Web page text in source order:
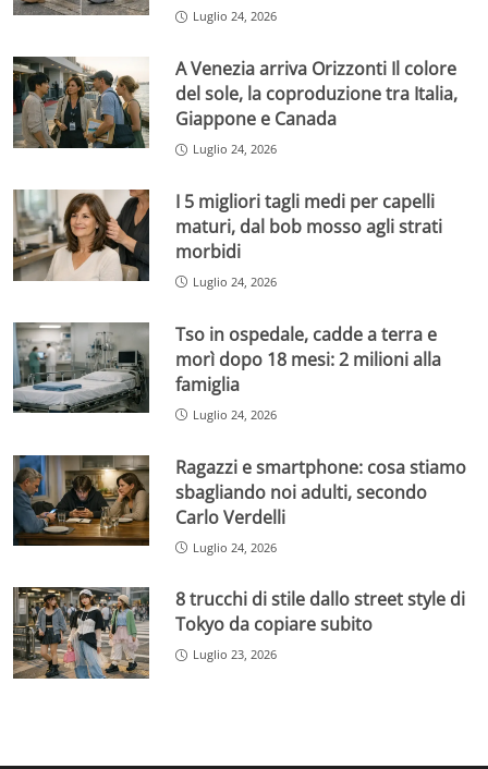
Luglio 24, 2026
A Venezia arriva Orizzonti Il colore
del sole, la coproduzione tra Italia,
Giappone e Canada
Luglio 24, 2026
I 5 migliori tagli medi per capelli
maturi, dal bob mosso agli strati
morbidi
Luglio 24, 2026
Tso in ospedale, cadde a terra e
morì dopo 18 mesi: 2 milioni alla
famiglia
Luglio 24, 2026
Ragazzi e smartphone: cosa stiamo
sbagliando noi adulti, secondo
Carlo Verdelli
Luglio 24, 2026
8 trucchi di stile dallo street style di
Tokyo da copiare subito
Luglio 23, 2026